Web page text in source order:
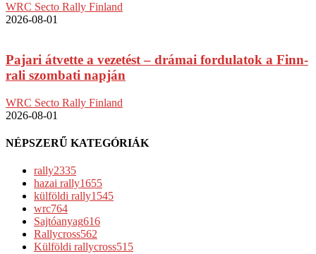
WRC Secto Rally Finland
2026-08-01
Pajari átvette a vezetést – drámai fordulatok a Finn-
rali szombati napján
WRC Secto Rally Finland
2026-08-01
NÉPSZERŰ KATEGÓRIÁK
rally2335
hazai rally1655
külföldi rally1545
wrc764
Sajtóanyag616
Rallycross562
Külföldi rallycross515